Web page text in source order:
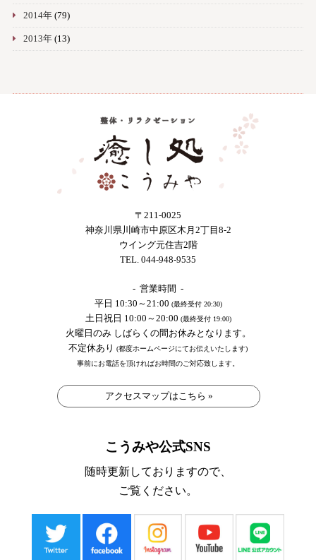
2014年(79)
2013年(13)
〒211-0025
神奈川県川崎市中原区木月2丁目8-2
ウイング元住吉2階
TEL. 044-948-9535
- 営業時間 -
平日 10:30～21:00 (最終受付 20:30)
土日祝日 10:00～20:00 (最終受付 19:00)
火曜日のみ しばらくの間お休みとなります。
不定休あり (都度ホームページにてお伝えいたします)
事前にお電話を頂ければお時間のご対応致します。
アクセスマップはこちら »
こうみや公式SNS
随時更新しておりますので、
ご覧ください。